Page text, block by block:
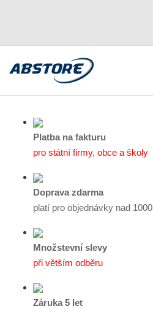
Platba na fakturu
pro státní firmy, obce a školy
Doprava zdarma
platí pro objednávky nad
Množstevní slevy
při větším odběru
Záruka 5 let